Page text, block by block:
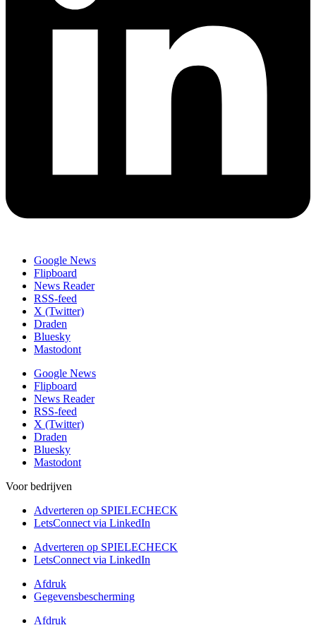
Google News
Flipboard
News Reader
RSS-feed
X (Twitter)
Draden
Bluesky
Mastodont
Google News
Flipboard
News Reader
RSS-feed
X (Twitter)
Draden
Bluesky
Mastodont
Voor bedrijven
Adverteren op SPIELECHECK
LetsConnect via LinkedIn
Adverteren op SPIELECHECK
LetsConnect via LinkedIn
Afdruk
Gegevensbescherming
Afdruk